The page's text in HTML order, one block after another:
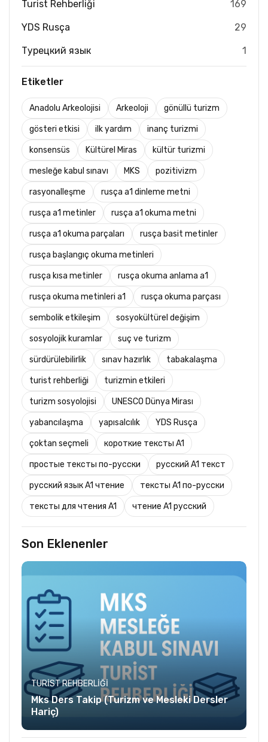
Turist Rehberliği 169
YDS Rusça 29
Турецкий язык 1
Etiketler
Anadolu Arkeolojisi Arkeoloji gönüllü turizm
gösteri etkisi ilk yardım inanç turizmi
konsensüs Kültürel Miras kültür turizmi
mesleğe kabul sınavı MKS pozitivizm
rasyonalleşme rusça a1 dinleme metni
rusça a1 metinler rusça a1 okuma metni
rusça a1 okuma parçaları rusça basit metinler
rusça başlangıç okuma metinleri
rusça kısa metinler rusça okuma anlama a1
rusça okuma metinleri a1 rusça okuma parçası
sembolik etkileşim sosyokültürel değişim
sosyolojik kuramlar suç ve turizm
sürdürülebilirlik sınav hazırlık tabakalaşma
turist rehberliği turizmin etkileri
turizm sosyolojisi UNESCO Dünya Mirası
yabancılaşma yapısalcılık YDS Rusça
çoktan seçmeli короткие тексты A1
простые тексты по-русски русский A1 текст
русский язык A1 чтение тексты A1 по-русски
тексты для чтения A1 чтение A1 русский
Son Eklenenler
TURIST REHBERLIĞI
Mks Ders Takip (Turizm ve Mesleki Dersler
Hariç)